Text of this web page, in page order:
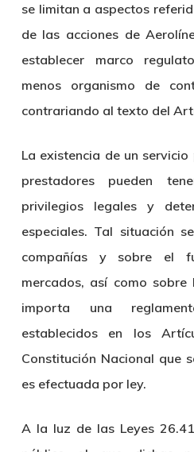
se limitan a aspectos
de las acciones de
establecer marco
menos organismo de
contrariando al texto del
La existencia de un
prestadores pueden
privilegios legales y
especiales. Tal situación
compañías y sobre el
mercados, así como
importa una
establecidos en los
Constitución Nacional que
es efectuada por ley.
A la luz de las Leyes